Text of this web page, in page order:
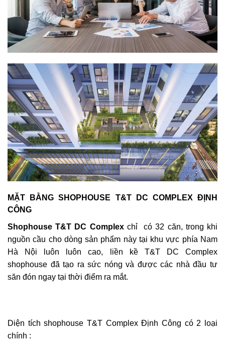
MẶT BẰNG SHOPHOUSE T&T DC COMPLEX ĐỊNH
CÔNG
Shophouse T&T DC Complexchỉ có 32 căn, trong khi
nguồn cầu cho dòng sản phẩm này tại khu vực phía Nam
Hà Nội luôn luôn cao, liền kề T&T DC Complex
shophouse đã tạo ra sức nóng và được các nhà đầu tư
săn đón ngay tại thời điểm ra mắt.
Diện tích shophouse T&T Complex Định Công có 2 loại
chính :